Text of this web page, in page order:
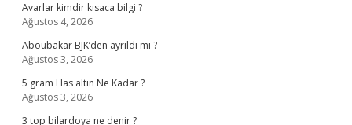
Avarlar kimdir kısaca bilgi ?
Ağustos 4, 2026
Aboubakar BJK’den ayrıldı mı ?
Ağustos 3, 2026
5 gram Has altın Ne Kadar ?
Ağustos 3, 2026
3 top bilardoya ne denir ?